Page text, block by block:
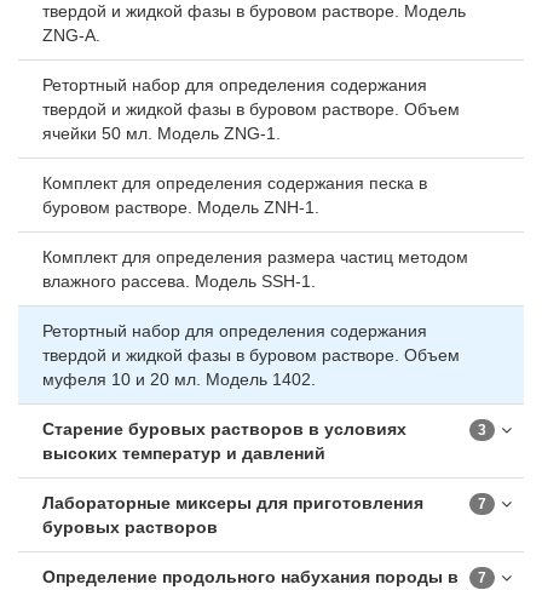
твердой и жидкой фазы в буровом растворе. Модель
ZNG-A.
Ретортный набор для определения содержания
твердой и жидкой фазы в буровом растворе. Объем
ячейки 50 мл. Модель ZNG-1.
Комплект для определения содержания песка в
буровом растворе. Модель ZNH-1.
Комплект для определения размера частиц методом
влажного рассева. Модель SSH-1.
Ретортный набор для определения содержания
твердой и жидкой фазы в буровом растворе. Объем
муфеля 10 и 20 мл. Модель 1402.
Старение буровых растворов в условиях
высоких температур и давлений
3
Лабораторные миксеры для приготовления
буровых растворов
7
Определение продольного набухания породы в
7